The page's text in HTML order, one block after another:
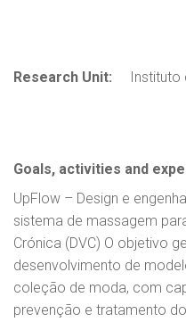
Research Unit: Instituto
Goals, activities and
UpFlow – Design e
sistema de massagem
Crónica (DVC) O objetivo
desenvolvimento de
coleção de moda, com
prevenção e tratamento